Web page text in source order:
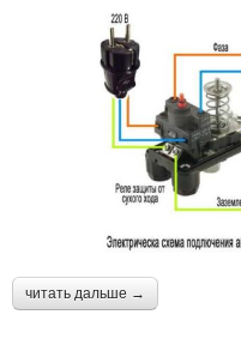
читать дальше →